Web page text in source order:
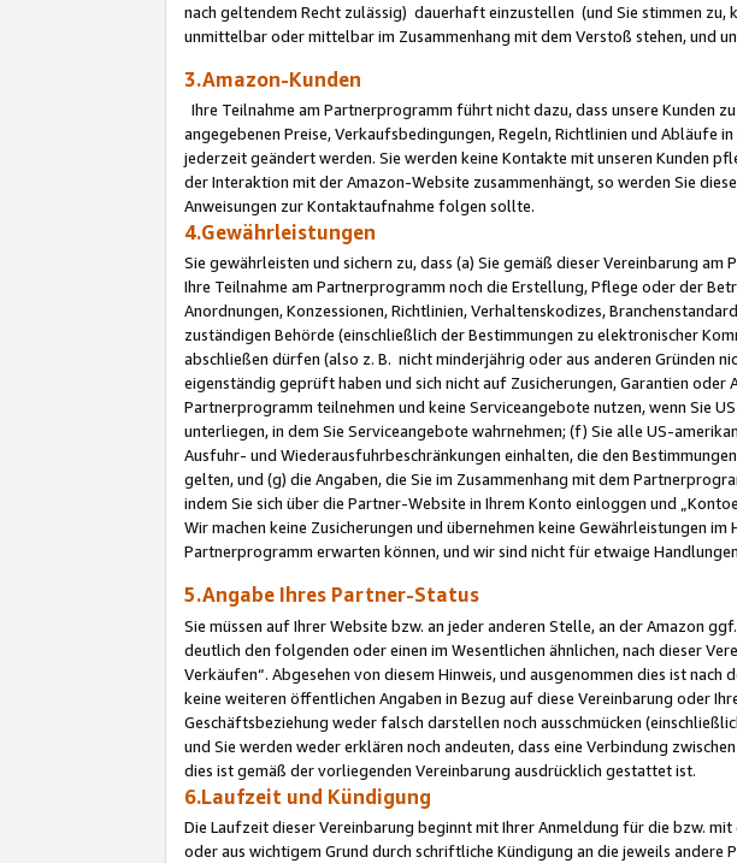
nach geltendem Recht zulässig) dauerhaft einzustellen (und Sie stimmen zu,
unmittelbar oder mittelbar im Zusammenhang mit dem Verstoß stehen, und
3.Amazon-Kunden
Ihre Teilnahme am Partnerprogramm führt nicht dazu, dass unsere Kunden
angegebenen Preise, Verkaufsbedingungen, Regeln, Richtlinien und Abläufe
jederzeit geändert werden. Sie werden keine Kontakte mit unseren Kunden
der Interaktion mit der Amazon-Website zusammenhängt, so werden Sie
Anweisungen zur Kontaktaufnahme folgen sollte.
4.Gewährleistungen
Sie gewährleisten und sichern zu, dass (a) Sie gemäß dieser Vereinbarung
Ihre Teilnahme am Partnerprogramm noch die Erstellung, Pflege oder der
Anordnungen, Konzessionen, Richtlinien, Verhaltenskodizes,
zuständigen Behörde (einschließlich der Bestimmungen zu elektronischer
abschließen dürfen (also z. B. nicht minderjährig oder aus anderen Gründen
eigenständig geprüft haben und sich nicht auf Zusicherungen, Garantien oder
Partnerprogramm teilnehmen und keine Serviceangebote nutzen, wenn Sie
unterliegen, in dem Sie Serviceangebote wahrnehmen; (f) Sie alle US-
Ausfuhr- und Wiederausfuhrbeschränkungen einhalten, die den
gelten, und (g) die Angaben, die Sie im Zusammenhang mit dem
indem Sie sich über die Partner-Website in Ihrem Konto einloggen und
Wir machen keine Zusicherungen und übernehmen keine Gewährleistungen
Partnerprogramm erwarten können, und wir sind nicht für etwaige
5.Angabe Ihres Partner-Status
Sie müssen auf Ihrer Website bzw. an jeder anderen Stelle, an der Amazon
deutlich den folgenden oder einen im Wesentlichen ähnlichen, nach dieser
Verkäufen“. Abgesehen von diesem Hinweis, und ausgenommen dies ist
keine weiteren öffentlichen Angaben in Bezug auf diese Vereinbarung oder
Geschäftsbeziehung weder falsch darstellen noch ausschmücken
und Sie werden weder erklären noch andeuten, dass eine Verbindung
dies ist gemäß der vorliegenden Vereinbarung ausdrücklich gestattet ist.
6.Laufzeit und Kündigung
Die Laufzeit dieser Vereinbarung beginnt mit Ihrer Anmeldung für die bzw.
oder aus wichtigem Grund durch schriftliche Kündigung an die jeweils